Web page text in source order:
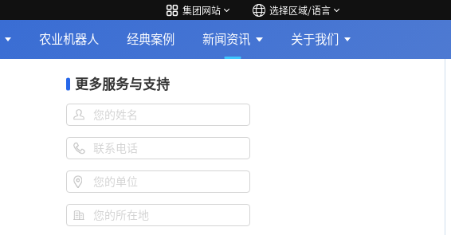
集团网站 选择区域/语言
农业机器人 经典案例 新闻资讯 关于我们
更多服务与支持
您的姓名
联系电话
您的单位
您的所在地